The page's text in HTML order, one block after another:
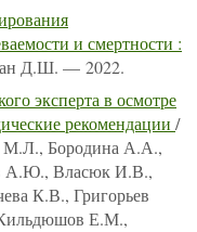
и смертности :
Д.Ш. — 2022.
эксперта в осмотре
рекомендации /
Бородина А.А.,
А.Ю., Власюк И.В.,
К.В., Григорьев
Е.М.,